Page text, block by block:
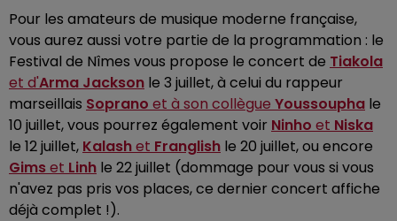
Pour les amateurs de musique moderne française,
vous aurez aussi votre partie de la programmation : le
Festival de Nîmes vous propose le concert de Tiakola
et d'Arma Jackson le 3 juillet, à celui du rappeur
marseillais Soprano et à son collègue Youssoupha le
10 juillet, vous pourrez également voir Ninho et Niska
le 12 juillet, Kalashet Franglish le 20 juillet, ou encore
Gimset Linh le 22 juillet (dommage pour vous si vous
n'avez pas pris vos places, ce dernier concert affiche
déjà complet !).